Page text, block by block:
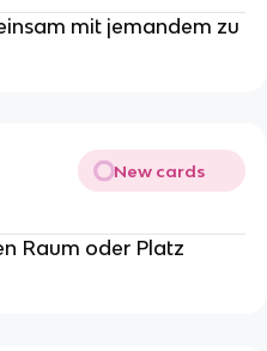
mit jemandem zu
New cards
Raum oder Platz